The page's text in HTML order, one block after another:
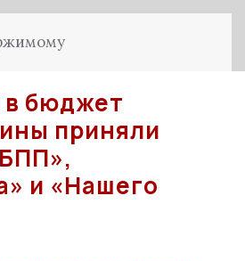
бюджет
приняли
и «Нашего